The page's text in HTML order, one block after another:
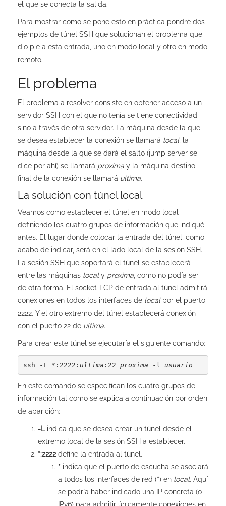
el que se conecta la salida.
Para mostrar como se pone esto en práctica pondré dos
ejemplos de túnel SSH que solucionan el problema que
dio pie a esta entrada, uno en modo local y otro en modo
remoto.
El problema
El problema a resolver consiste en obtener acceso a un
servidor SSH con el que no tenía se tiene conectividad
sino a través de otra servidor. La máquina desde la que
se desea establecer la conexión se llamará local, la
máquina desde la que se dará el salto (jump server se
dice por ahí) se llamará proxima y la máquina destino
final de la conexión se llamará ultima.
La solución con túnel local
Veamos como establecer el túnel en modo local
definiendo los cuatro grupos de información que indiqué
antes. El lugar donde colocar la entrada del túnel, como
acabo de indicar, será en el lado local de la sesión SSH.
La sesión SSH que soportará el túnel se establecerá
entre las máquinas localy proxima , como no podía ser
de otra forma. El socket TCP de entrada al túnel admitirá
conexiones en todos los interfaces de localpor el puerto
2222. Y el otro extremo del túnel establecerá conexión
con el puerto 22 de ultima.
Para crear este túnel se ejecutaría el siguiente comando:
ssh -L *:2222: ultima :22 proxima -l usuario
En este comando se especifican los cuatro grupos de
información tal como se explica a continuación por orden
de aparición:
-Lindica que se desea crear un túnel desde el
extremo local de la sesión SSH a establecer.
*:2222 define la entrada al túnel.
* indica que el puerto de escucha se asociará
a todos los interfaces de red (*) en local. Aquí
se podría haber indicado una IP concreta (o